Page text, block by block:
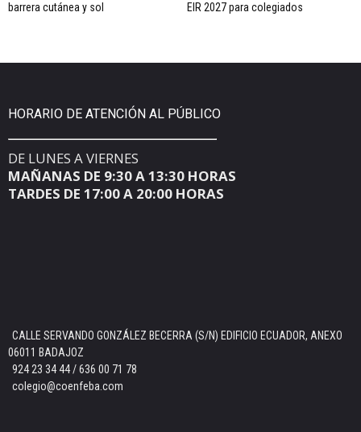
barrera cutánea y sol
EIR 2027 para colegiados
HORARIO DE ATENCIÓN AL PÚBLICO
DE LUNES A VIERNES
MAÑANAS DE 9:30 A 13:30 HORAS
TARDES DE 17:00 A 20:00 HORAS
CALLE SERVANDO GONZÁLEZ BECERRA (S/N) EDIFICIO ECUADOR, ANEXO
06011 BADAJOZ
924 23 34 44 / 636 00 71 78
colegio@coenfeba.com